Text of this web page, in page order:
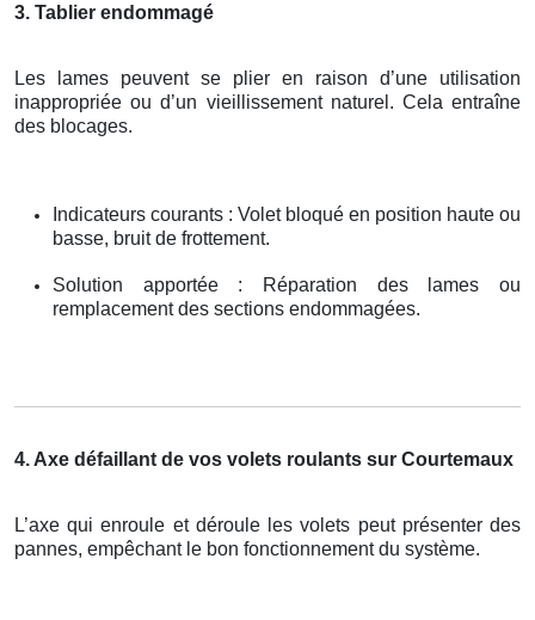
3. Tablier endommagé
Les lames peuvent se plier en raison d’une utilisation
inappropriée ou d’un vieillissement naturel. Cela entraîne
des blocages.
Indicateurs courants : Volet bloqué en position haute ou
basse, bruit de frottement.
Solution apportée : Réparation des lames ou
remplacement des sections endommagées.
4. Axe défaillant de vos volets roulants sur Courtemaux
L’axe qui enroule et déroule les volets peut présenter des
pannes, empêchant le bon fonctionnement du système.